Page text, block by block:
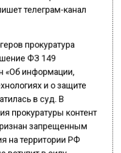
телеграм-канал
прокуратура
ФЗ 149
«Об информации,
и о защите
в суд. В
прокуратуры контент
запрещенным
на территории РФ